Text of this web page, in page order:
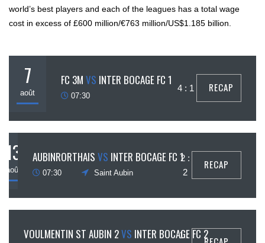
world’s best players and each of the leagues has a total wage
cost in excess of £600 million/€763 million/US$1.185 billion.
7
août
FC 3M VS INTER BOCAGE FC 1
07:30
4 : 1 RECAP
13
août
AUBINRORTHAIS VS INTER BOCAGE FC 1
07:30 Saint Aubin
2 :
2
RECAP
VOULMENTIN ST AUBIN 2VS INTER BOCAGE FC 2
1 :